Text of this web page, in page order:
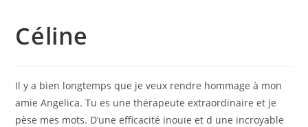
Céline
Il y a bien longtemps que je veux rendre hommage à mon
amie Angelica. Tu es une thérapeute extraordinaire et je
pèse mes mots. D’une efficacité inouïe et d une incroyable